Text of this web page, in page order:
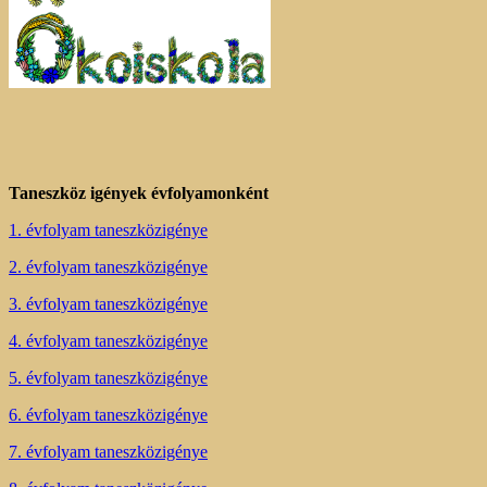
Taneszköz igények évfolyamonként
1. évfolyam taneszközigénye
2. évfolyam taneszközigénye
3. évfolyam taneszközigénye
4. évfolyam taneszközigénye
5. évfolyam taneszközigénye
6. évfolyam taneszközigénye
7. évfolyam taneszközigénye